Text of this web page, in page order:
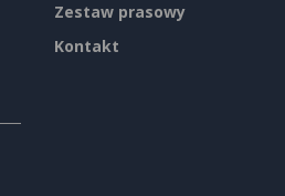
Zestaw prasowy
Kontakt